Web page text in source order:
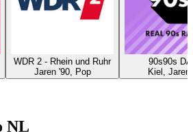
WDR 2 - Rhein und Ruhr
Jaren '90, Pop
90s90s
Kiel, Jaren
NL